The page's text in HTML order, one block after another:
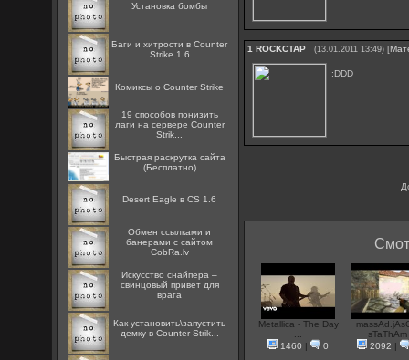
Установка бомбы
Баги и хитрости в Counter
Strike 1.6
Комиксы о Counter Strike
19 способов понизить
лаги на сервере Counter
Strik...
Быстрая раскрутка сайта
(Бесплатно)
Desert Eagle в CS 1.6
Oбмен ссылками и
банерами с сайтом
CobRa.lv
Искусство снайпера –
свинцовый привет для
врага
Как установить\запустить
демку в Counter-Strik...
1 ROCKCTAP (13.01.2011 13:49) [
;DDD
Metallica - The Day
1460 | 0
sTaThAm
2092 |